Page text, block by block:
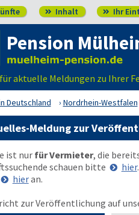
 Inhalt  Ihr
Pension
aktuelle Meldungen zu Ihrer
Deutschland Nordrhein-Westfalen
Meldung zur
ist nurfür Vermieter, die
schauen bitte
hier
hieran.
zur Veröffentlichung auf